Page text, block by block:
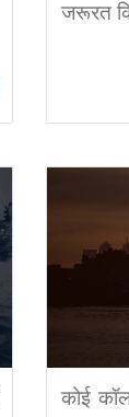
जरूरत
कोई